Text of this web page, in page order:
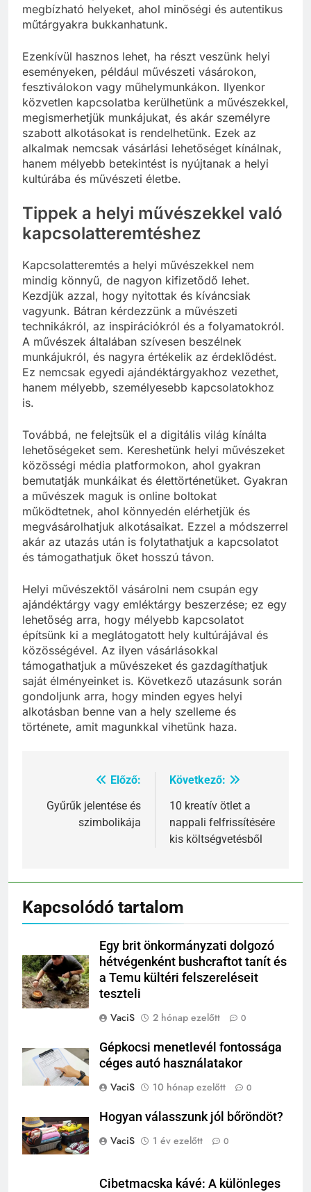
megbízható helyeket, ahol minőségi és autentikus
műtárgyakra bukkanhatunk.
Ezenkívül hasznos lehet, ha részt veszünk helyi
eseményeken, például művészeti vásárokon,
fesztiválokon vagy műhelymunkákon. Ilyenkor
közvetlen kapcsolatba kerülhetünk a művészekkel,
megismerhetjük munkájukat, és akár személyre
szabott alkotásokat is rendelhetünk. Ezek az
alkalmak nemcsak vásárlási lehetőséget kínálnak,
hanem mélyebb betekintést is nyújtanak a helyi
kultúrába és művészeti életbe.
Tippek a helyi művészekkel való
kapcsolatteremtéshez
Kapcsolatteremtés a helyi művészekkel nem
mindig könnyű, de nagyon kifizetődő lehet.
Kezdjük azzal, hogy nyitottak és kíváncsiak
vagyunk. Bátran kérdezzünk a művészeti
technikákról, az inspirációkról és a folyamatokról.
A művészek általában szívesen beszélnek
munkájukról, és nagyra értékelik az érdeklődést.
Ez nemcsak egyedi ajándéktárgyakhoz vezethet,
hanem mélyebb, személyesebb kapcsolatokhoz
is.
Továbbá, ne felejtsük el a digitális világ kínálta
lehetőségeket sem. Kereshetünk helyi művészeket
közösségi média platformokon, ahol gyakran
bemutatják munkáikat és élettörténetüket. Gyakran
a művészek maguk is online boltokat
működtetnek, ahol könnyedén elérhetjük és
megvásárolhatjuk alkotásaikat. Ezzel a módszerrel
akár az utazás után is folytathatjuk a kapcsolatot
és támogathatjuk őket hosszú távon.
Helyi művészektől vásárolni nem csupán egy
ajándéktárgy vagy emléktárgy beszerzése; ez egy
lehetőség arra, hogy mélyebb kapcsolatot
építsünk ki a meglátogatott hely kultúrájával és
közösségével. Az ilyen vásárlásokkal
támogathatjuk a művészeket és gazdagíthatjuk
saját élményeinket is. Következő utazásunk során
gondoljunk arra, hogy minden egyes helyi
alkotásban benne van a hely szelleme és
története, amit magunkkal vihetünk haza.
Bejegyzés
navigáció
Előző:
Gyűrűk jelentése és
szimbolikája
Következő:
10 kreatív ötlet a
nappali felfrissítésére
kis költségvetésből
Kapcsolódó tartalom
Egy brit önkormányzati dolgozó
hétvégenként bushcraftot tanít és
a Temu kültéri felszereléseit
teszteli
VaciS
2 hónap ezelőtt 0
Gépkocsi menetlevél fontossága
céges autó használatakor
VaciS
10 hónap ezelőtt 0
Hogyan válasszunk jól bőröndöt?
VaciS
1 év ezelőtt 0
Cibetmacska kávé: A különleges